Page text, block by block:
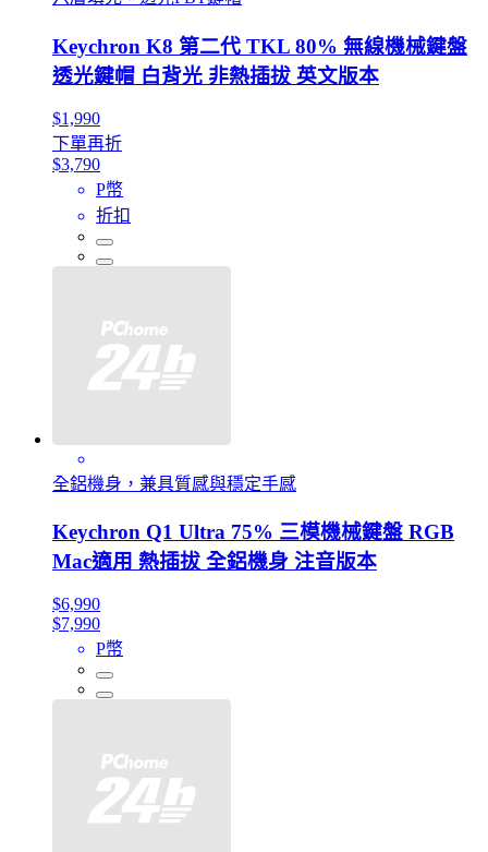
Keychron K8 第二代 TKL 80% 無線機械鍵盤
透光鍵帽 白背光 非熱插拔 英文版本
$1,990
下單再折
$3,790
P幣
折扣
全鋁機身，兼具質感與穩定手感
Keychron Q1 Ultra 75% 三模機械鍵盤 RGB
Mac適用 熱插拔 全鋁機身 注音版本
$6,990
$7,990
P幣